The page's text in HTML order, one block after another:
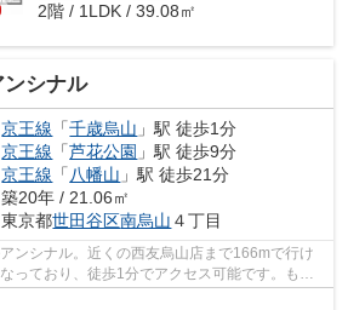
2階 / 1LDK / 39.08㎡
ンシナル
京王線 「千歳烏山 」駅 徒歩1分
京王線 「芦花公園 」駅 徒歩9分
京王線 「 八幡山 」駅 徒歩21分
築20年 / 21.06㎡
東京都世田谷区南烏山 ４丁目
ンシナル。近くの西友烏山店まで166mで行け
っており、徒歩1分でアクセス可能です。もは
ベーターがあ...